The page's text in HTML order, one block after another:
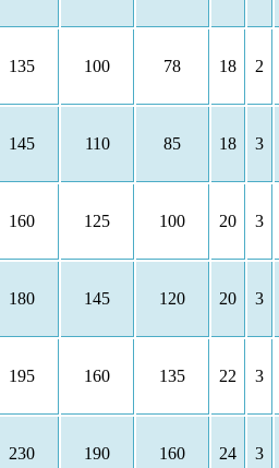
135 100 78 18 2
145 110 85 18 3
160 125 100 20 3
180 145 120 20 3
195 160 135 22 3
230 190 160 24 3